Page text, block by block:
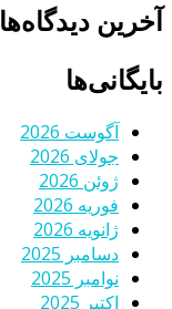
آخرین دیدگاه‌ها
بایگانی‌ها
آگوست 2026
جولای 2026
ژوئن 2026
فوریه 2026
ژانویه 2026
دسامبر 2025
نوامبر 2025
اکتبر 2025